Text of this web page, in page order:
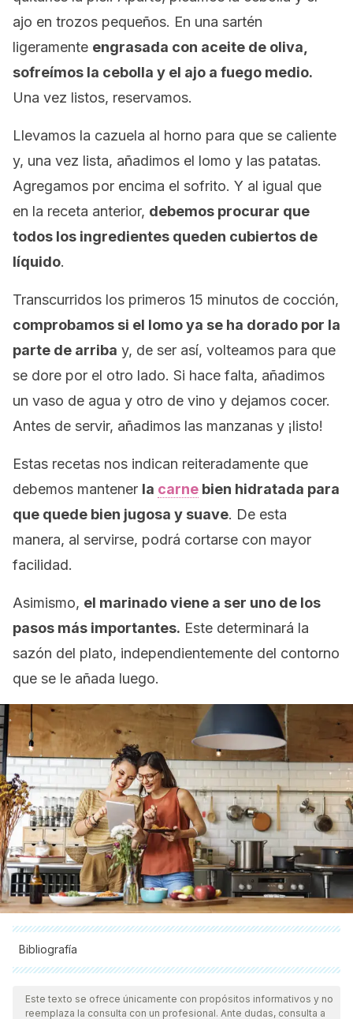
ajo en trozos pequeños. En una sartén
ligeramente engrasada con aceite de oliva,
sofreímos la cebolla y el ajo a fuego medio.
Una vez listos, reservamos.
Llevamos la cazuela al horno para que se caliente
y, una vez lista, añadimos el lomo y las patatas.
Agregamos por encima el sofrito. Y al igual que
en la receta anterior, debemos procurar que
todos los ingredientes queden cubiertos de
líquido.
Transcurridos los primeros 15 minutos de cocción,
comprobamos si el lomo ya se ha dorado por la
parte de arriba y, de ser así, volteamos para que
se dore por el otro lado. Si hace falta, añadimos
un vaso de agua y otro de vino y dejamos cocer.
Antes de servir, añadimos las manzanas y ¡listo!
Estas recetas nos indican reiteradamente que
debemos mantener la carne bien hidratada para
que quede bien jugosa y suave. De esta
manera, al servirse, podrá cortarse con mayor
facilidad.
Asimismo, el marinado viene a ser uno de los
pasos más importantes. Este determinará la
sazón del plato, independientemente del contorno
que se le añada luego.
Bibliografía
Todas las fuentes citadas fueron revisadas a profundidad por
nuestro equipo, para asegurar su calidad, confiabilidad,
Este texto se ofrece únicamente con propósitos informativos y no
reemplaza la consulta con un profesional. Ante dudas, consulta a